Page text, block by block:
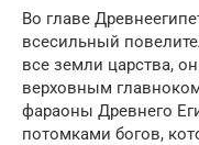
Во главе
всесильный
все земли царства,
верховным
фараоны Древнего
потомками богов,